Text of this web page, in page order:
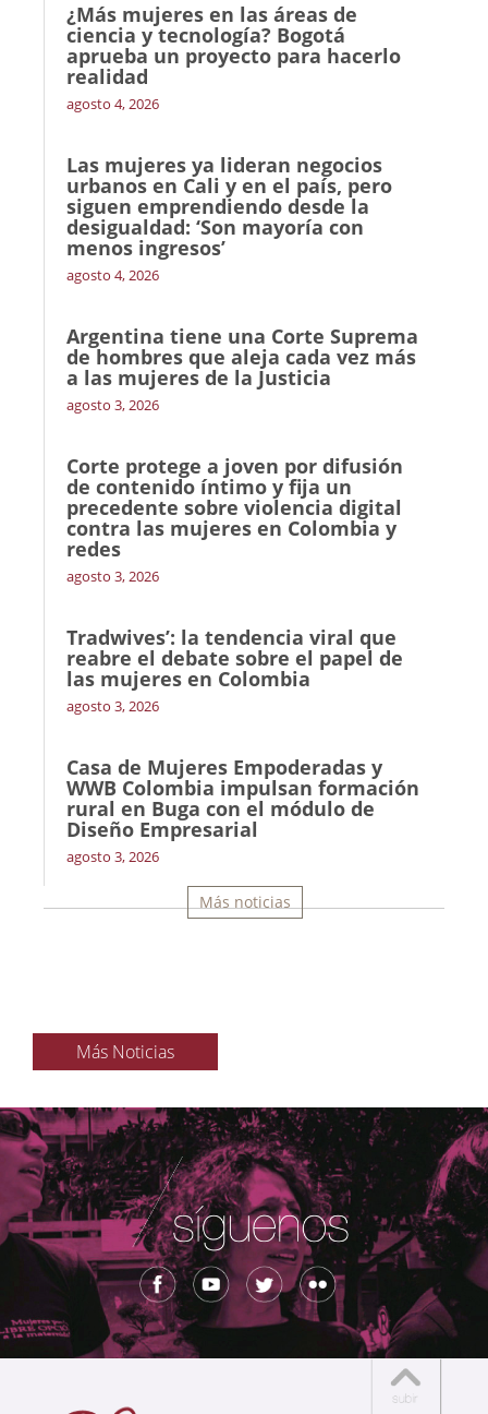
¿Más mujeres en las áreas de
ciencia y tecnología? Bogotá
aprueba un proyecto para hacerlo
realidad
agosto 4, 2026
Las mujeres ya lideran negocios
urbanos en Cali y en el país, pero
siguen emprendiendo desde la
desigualdad: ‘Son mayoría con
menos ingresos’
agosto 4, 2026
Argentina tiene una Corte Suprema
de hombres que aleja cada vez más
a las mujeres de la Justicia
agosto 3, 2026
Corte protege a joven por difusión
de contenido íntimo y fija un
precedente sobre violencia digital
contra las mujeres en Colombia y
redes
agosto 3, 2026
Tradwives’: la tendencia viral que
reabre el debate sobre el papel de
las mujeres en Colombia
agosto 3, 2026
Casa de Mujeres Empoderadas y
WWB Colombia impulsan formación
rural en Buga con el módulo de
Diseño Empresarial
agosto 3, 2026
Más noticias
Más Noticias